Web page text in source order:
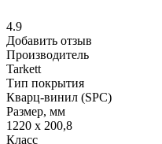
4.9
Добавить отзыв
Производитель
Tarkett
Тип покрытия
Кварц-винил (SPC)
Размер, мм
1220 x 200,8
Класс